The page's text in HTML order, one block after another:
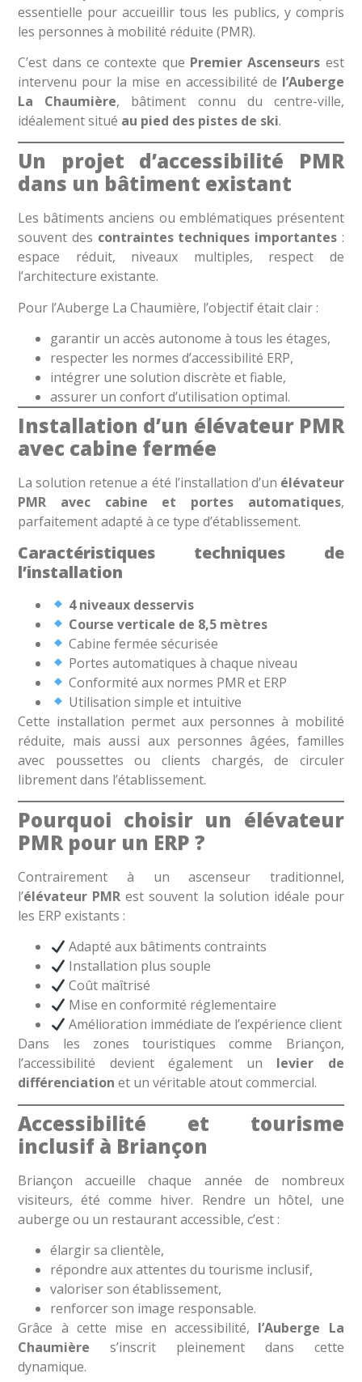
essentielle pour accueillir tous les publics, y compris
les personnes à mobilité réduite (PMR).
C’est dans ce contexte que Premier Ascenseurs est
intervenu pour la mise en accessibilité de l’Auberge
La Chaumière, bâtiment connu du centre-ville,
idéalement situé au pied des pistes de ski.
Un projet d’accessibilité PMR
dans un bâtiment existant
Les bâtiments anciens ou emblématiques présentent
souvent des contraintes techniques importantes:
espace réduit, niveaux multiples, respect de
l’architecture existante.
Pour l’Auberge La Chaumière, l’objectif était clair :
garantir un accès autonome à tous les étages,
respecter les normes d’accessibilité ERP,
intégrer une solution discrète et fiable,
assurer un confort d’utilisation optimal.
Installation d’un élévateur PMR
avec cabine fermée
La solution retenue a été l’installation d’un élévateur
PMR avec cabine et portes automatiques,
parfaitement adapté à ce type d’établissement.
Caractéristiques techniques de
l’installation
4 niveaux desservis
Course verticale de 8,5 mètres
Cabine fermée sécurisée
Portes automatiques à chaque niveau
Conformité aux normes PMR et ERP
Utilisation simple et intuitive
Cette installation permet aux personnes à mobilité
réduite, mais aussi aux personnes âgées, familles
avec poussettes ou clients chargés, de circuler
librement dans l’établissement.
Pourquoi choisir un élévateur
PMR pour un ERP ?
Contrairement à un ascenseur traditionnel,
l’élévateur PMR est souvent la solution idéale pour
les ERP existants :
Adapté aux bâtiments contraints
Installation plus souple
Coût maîtrisé
Mise en conformité réglementaire
Amélioration immédiate de l’expérience client
Dans les zones touristiques comme Briançon,
l’accessibilité devient également un levier de
différenciation et un véritable atout commercial.
Accessibilité et tourisme
inclusif à Briançon
Briançon accueille chaque année de nombreux
visiteurs, été comme hiver. Rendre un hôtel, une
auberge ou un restaurant accessible, c’est :
élargir sa clientèle,
répondre aux attentes du tourisme inclusif,
valoriser son établissement,
renforcer son image responsable.
Grâce à cette mise en accessibilité, l’Auberge La
Chaumière s’inscrit pleinement dans cette
dynamique.